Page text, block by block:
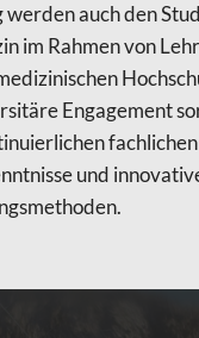
werden auch den
im Rahmen von
Engagement
und